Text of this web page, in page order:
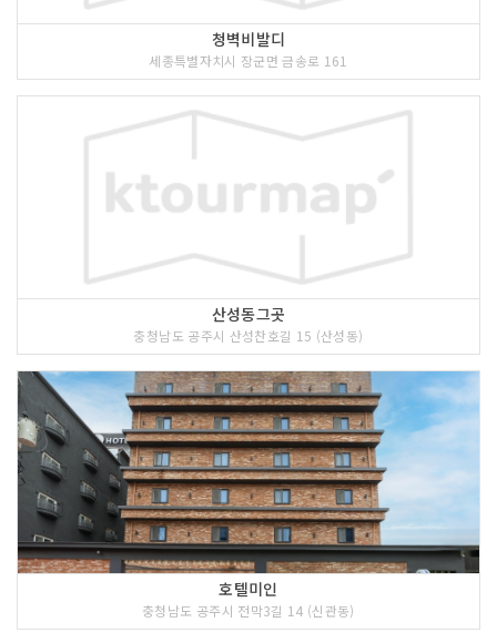
청벽비발디
세종특별자치시 장군면 금송로 161
산성동그곳
충청남도 공주시 산성찬호길 15 (산성동)
호텔미인
충청남도 공주시 전막3길 14 (신관동)